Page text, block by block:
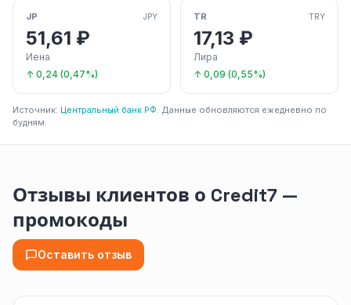
JP JPY
51,61 ₽
Иена
↑ 0,24 (0,47%)
TR TRY
17,13 ₽
Лира
↑ 0,09 (0,55%)
Источник: Центральный банк РФ. Данные обновляются ежедневно по
будням.
Отзывы клиентов о Credit7 —
промокоды
Оставить отзыв